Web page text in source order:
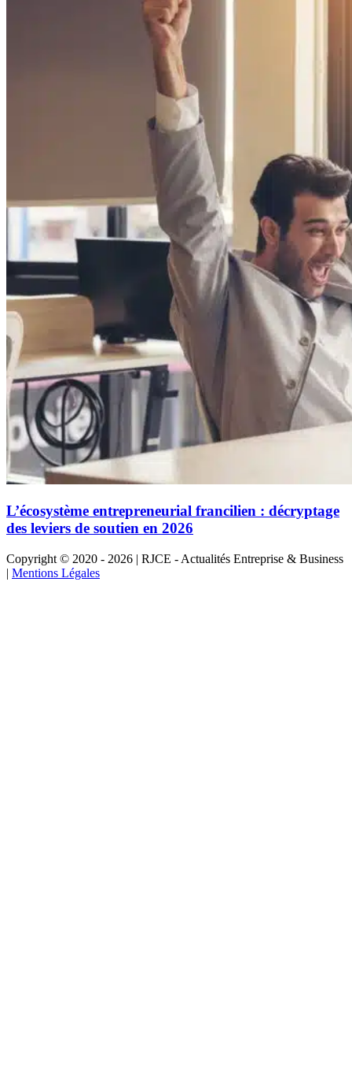
L’écosystème entrepreneurial francilien : décryptage
des leviers de soutien en 2026
Copyright © 2020 - 2026 | RJCE - Actualités Entreprise & Business
| Mentions Légales